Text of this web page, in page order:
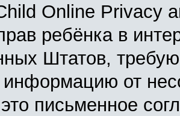
Online Privacy
ребёнка в
Штатов,
информацию от
письменное